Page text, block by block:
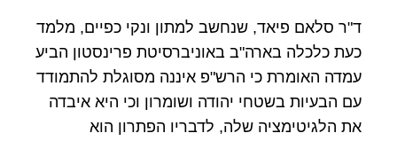
ד"ר סלאם פיאד, שנחשב למתון ונקי כפיים, מלמד
כעת כלכלה בארה"ב באוניברסיטת פרינסטון הביע
עמדה האומרת כי הרש"פ איננה מסוגלת להתמודד
עם הבעיות בשטחי יהודה ושומרון וכי היא איבדה
את הלגיטימציה שלה, לדבריו הפתרון הוא